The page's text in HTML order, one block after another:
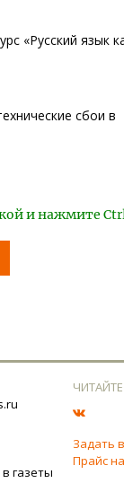
«Русский язык
сбои в
и нажмите
газеты
Задать
Прайс